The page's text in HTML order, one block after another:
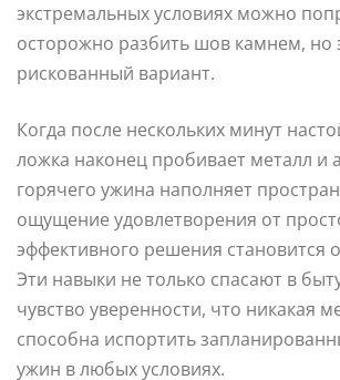
экстремальных условиях можно
осторожно разбить шов камнем, но
рискованный вариант.
Когда после нескольких минут
ложка наконец пробивает металл и
горячего ужина наполняет
ощущение удовлетворения от
эффективного решения становится
Эти навыки не только спасают в
чувство уверенности, что никакая
способна испортить
ужин в любых условиях.